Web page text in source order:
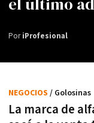
el último
PoriProfesional
La marca de
NEGOCIOS / Golosinas